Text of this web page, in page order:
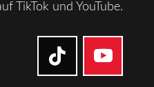
TikTok und YouTube.